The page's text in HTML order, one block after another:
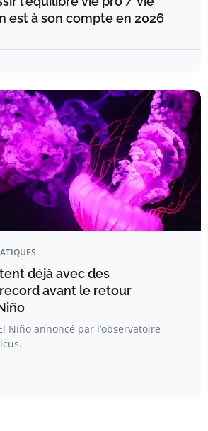
est à son compte en 2026
déjà avec des
avant le retour
Niño annoncé par l’observatoire